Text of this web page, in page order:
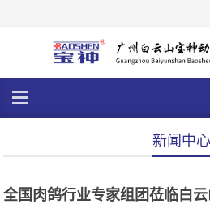
新闻中心
全国肉鸽行业专家组团莅临白